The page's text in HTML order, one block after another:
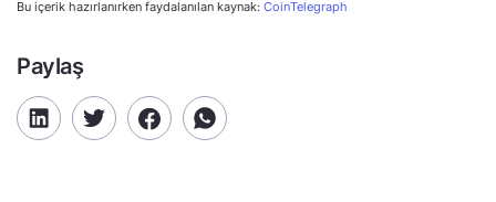
Bu içerik hazırlanırken faydalanılan kaynak: CoinTelegraph
Paylaş